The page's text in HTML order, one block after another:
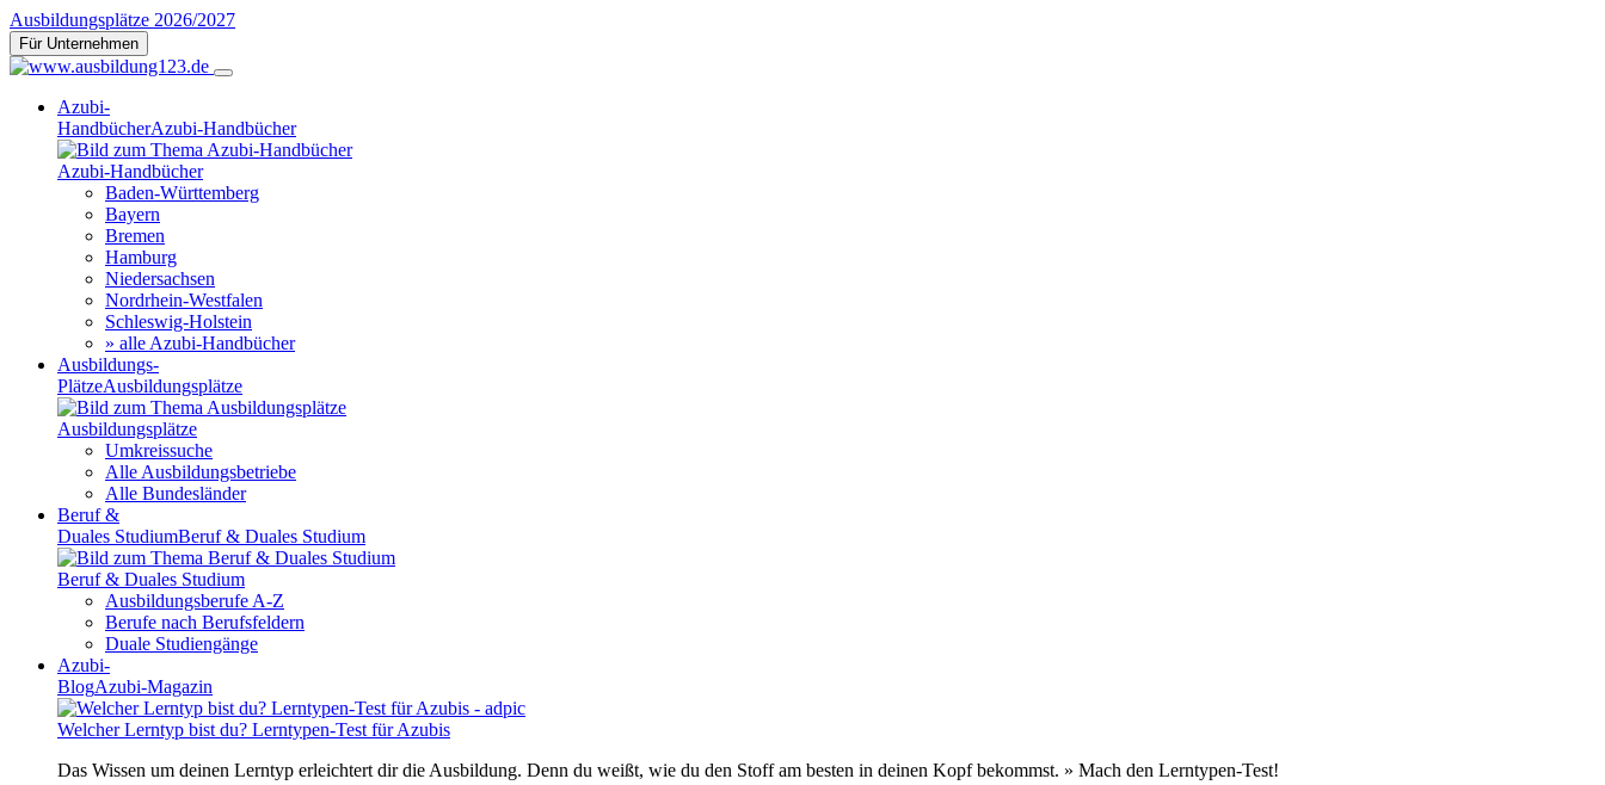
Ausbildungsplätze 2026/2027
Für Unternehmen
Azubi-
HandbücherAzubi-Handbücher
Azubi-Handbücher
Baden-Württemberg
Bayern
Bremen
Hamburg
Niedersachsen
Nordrhein-Westfalen
Schleswig-Holstein
» alle Azubi-Handbücher
Ausbildungs-
PlätzeAusbildungsplätze
Ausbildungsplätze
Umkreissuche
Alle Ausbildungsbetriebe
Alle Bundesländer
Beruf &
Duales StudiumBeruf & Duales Studium
Beruf & Duales Studium
Ausbildungsberufe A-Z
Berufe nach Berufsfeldern
Duale Studiengänge
Azubi-
BlogAzubi-Magazin
Welcher Lerntyp bist du? Lerntypen-Test für Azubis
Das Wissen um deinen Lerntyp erleichtert dir die Ausbildung. Denn du weißt, wie du den Stoff am besten in deinen Kopf bekommst. » Mach den Lerntypen-Test!